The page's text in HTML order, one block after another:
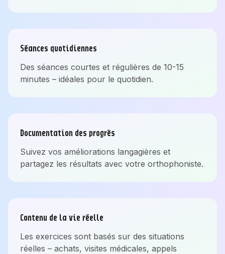
Séances quotidiennes
Des séances courtes et régulières de 10-15
minutes – idéales pour le quotidien.
Documentation des progrès
Suivez vos améliorations langagières et
partagez les résultats avec votre orthophoniste.
Contenu de la vie réelle
Les exercices sont basés sur des situations
réelles – achats, visites médicales, appels